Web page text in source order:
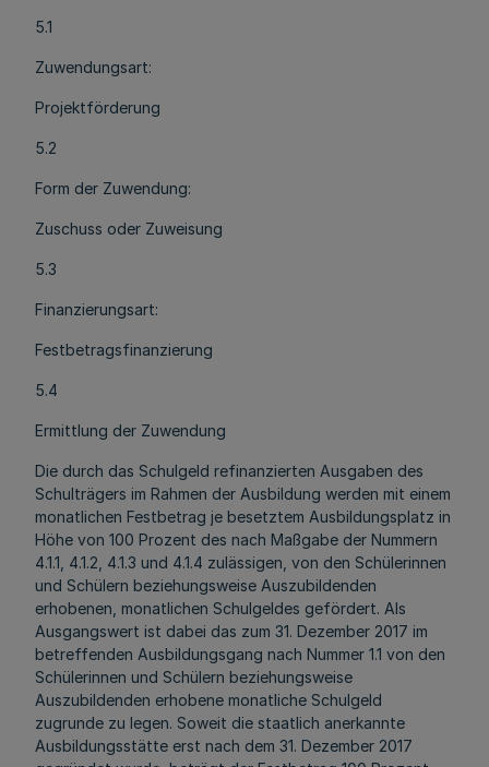
5.1
Zuwendungsart:
Projektförderung
5.2
Form der Zuwendung:
Zuschuss oder Zuweisung
5.3
Finanzierungsart:
Festbetragsfinanzierung
5.4
Ermittlung der Zuwendung
Die durch das Schulgeld refinanzierten Ausgaben des
Schulträgers im Rahmen der Ausbildung werden mit einem
monatlichen Festbetrag je besetztem Ausbildungsplatz in
Höhe von 100 Prozent des nach Maßgabe der Nummern
4.1.1, 4.1.2, 4.1.3 und 4.1.4 zulässigen, von den Schülerinnen
und Schülern beziehungsweise Auszubildenden
erhobenen, monatlichen Schulgeldes gefördert. Als
Ausgangswert ist dabei das zum 31. Dezember 2017 im
betreffenden Ausbildungsgang nach Nummer 1.1 von den
Schülerinnen und Schülern beziehungsweise
Auszubildenden erhobene monatliche Schulgeld
zugrunde zu legen. Soweit die staatlich anerkannte
Ausbildungsstätte erst nach dem 31. Dezember 2017